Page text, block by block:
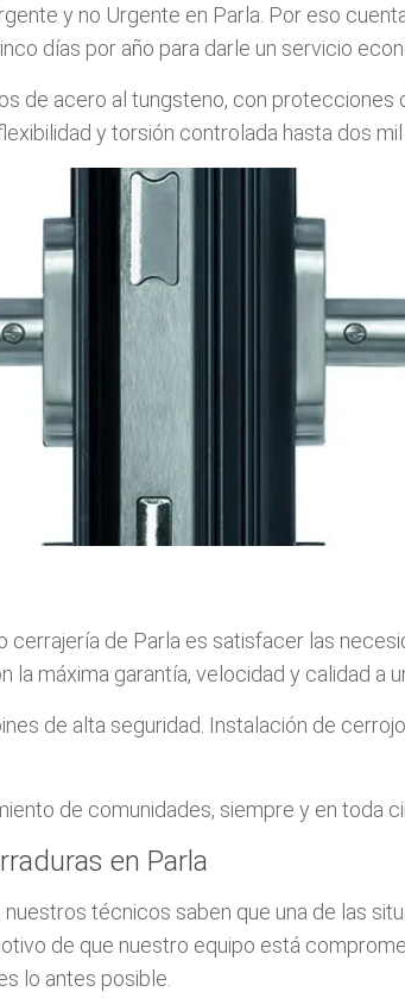
y no Urgente en Parla. Por eso
días por año para darle un servicio
de acero al tungsteno, con
y torsión controlada hasta dos mil
cerrajería de Parla es satisfacer las
la máxima garantía, velocidad y calidad a
de alta seguridad. Instalación de
de comunidades, siempre y en toda
en Parla
nuestros técnicos saben que una de las
de que nuestro equipo está
lo antes posible.